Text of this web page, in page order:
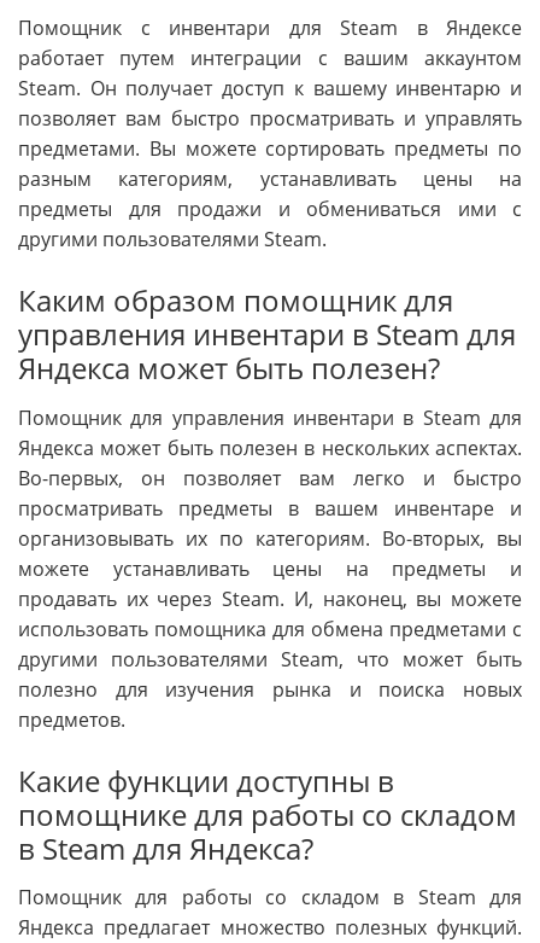
Помощник с инвентари для Steam в Яндексе
работает путем интеграции с вашим аккаунтом
Steam. Он получает доступ к вашему инвентарю и
позволяет вам быстро просматривать и управлять
предметами. Вы можете сортировать предметы по
разным категориям, устанавливать цены на
предметы для продажи и обмениваться ими с
другими пользователями Steam.
Каким образом помощник для
управления инвентари в Steam для
Яндекса может быть полезен?
Помощник для управления инвентари в Steam для
Яндекса может быть полезен в нескольких аспектах.
Во-первых, он позволяет вам легко и быстро
просматривать предметы в вашем инвентаре и
организовывать их по категориям. Во-вторых, вы
можете устанавливать цены на предметы и
продавать их через Steam. И, наконец, вы можете
использовать помощника для обмена предметами с
другими пользователями Steam, что может быть
полезно для изучения рынка и поиска новых
предметов.
Какие функции доступны в
помощнике для работы со складом
в Steam для Яндекса?
Помощник для работы со складом в Steam для
Яндекса предлагает множество полезных функций.